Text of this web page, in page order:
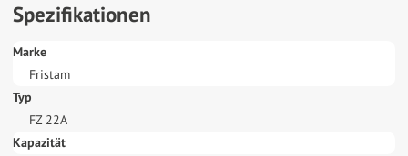
Spezifikationen
Marke
Fristam
Typ
FZ 22A
Kapazität